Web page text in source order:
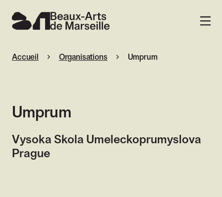
Beaux-Arts de Marseille
MENU
Accueil Organisations Umprum
Umprum
Vysoka Skola Umeleckoprumyslova
Prague